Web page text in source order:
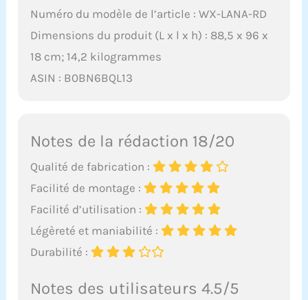
Numéro du modèle de l’article : WX-LANA-RD
Dimensions du produit (L x l x h) : 88,5 x 96 x
18 cm; 14,2 kilogrammes
ASIN : B0BN6BQL13
Notes de la rédaction 18/20
Qualité de fabrication :
Facilité de montage :
Facilité d’utilisation :
Légèreté et maniabilité :
Durabilité :
Notes des utilisateurs 4.5/5